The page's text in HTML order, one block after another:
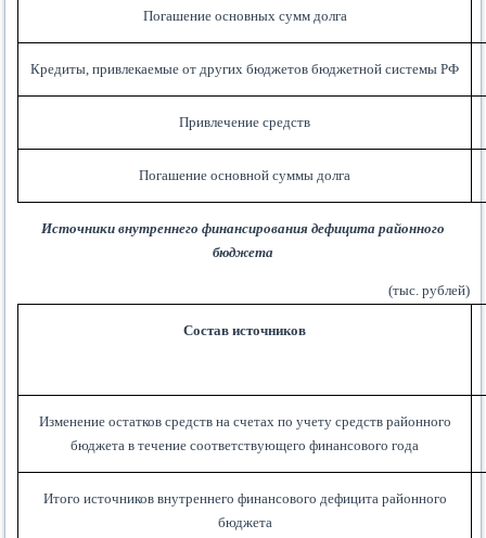
Погашение основных сумм долга
Кредиты, привлекаемые от других бюджетов бюджетной системы РФ
Привлечение средств
Погашение основной суммы долга
Источники внутреннего финансирования дефицита районного
бюджета
(тыс. рублей)
Состав источников
Изменение остатков средств на счетах по учету средств районного
бюджета в течение соответствующего финансового года
Итого источников внутреннего финансового дефицита районного
бюджета